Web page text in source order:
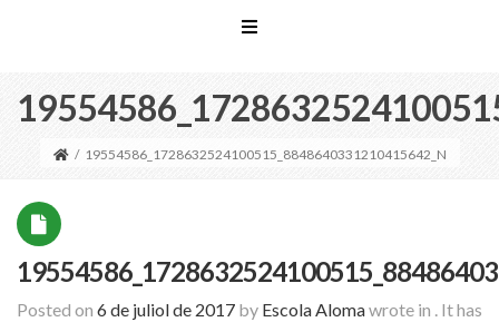
/ 19554586_1728632524100515_8848640331210415642_N
Posted on 6 de juliol de 2017 by Escola Alomawrote in . It has